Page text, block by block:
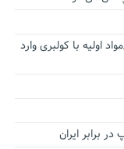
اولیه با کولبری وارد
برابر ایران